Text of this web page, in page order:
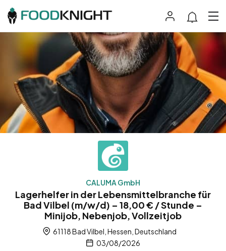
CALUMA GmbH
Lagerhelfer in der Lebensmittelbranche für
Bad Vilbel (m/w/d) – 18,00 € / Stunde –
Minijob, Nebenjob, Vollzeitjob
61118 Bad Vilbel, Hessen, Deutschland
03/08/2026